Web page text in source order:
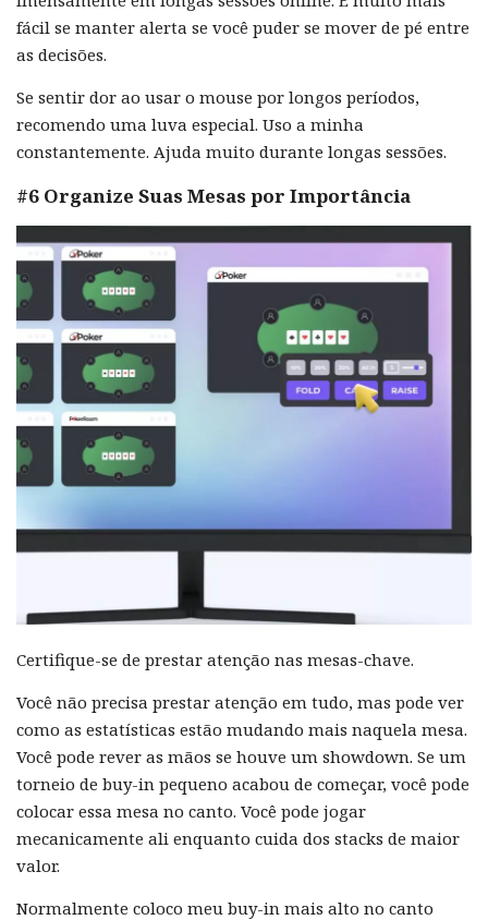
fácil se manter alerta se você puder se mover de pé entre
as decisões.
Se sentir dor ao usar o mouse por longos períodos,
recomendo uma luva especial. Uso a minha
constantemente. Ajuda muito durante longas sessões.
#6 Organize Suas Mesas por Importância
Certifique-se de prestar atenção nas mesas-chave.
Você não precisa prestar atenção em tudo, mas pode ver
como as estatísticas estão mudando mais naquela mesa.
Você pode rever as mãos se houve um showdown. Se um
torneio de buy-in pequeno acabou de começar, você pode
colocar essa mesa no canto. Você pode jogar
mecanicamente ali enquanto cuida dos stacks de maior
valor.
Normalmente coloco meu buy-in mais alto no canto